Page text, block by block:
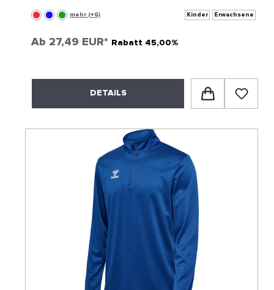
mehr (+6) Kinder Erwachsene
Ab 27,49 EUR* Rabatt 45,00%
DETAILS